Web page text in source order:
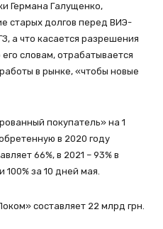
Германа Галущенко,
старых долгов перед ВИЭ-
а что касается разрешения
словам, отрабатывается
в рынке, «чтобы новые
покупатель» на 1
в 2020 году
66%, в 2021 – 93% в
100% за 10 дней мая.
составляет 22 млрд грн.